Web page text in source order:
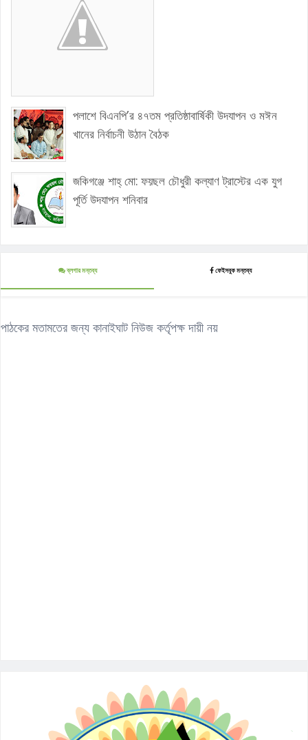
পলাশে বিএনপি’র ৪৭তম প্রতিষ্ঠাবার্ষিকী উদযাপন ও মঈন
খানের নির্বাচনী উঠান বৈঠক
জকিগঞ্জে শাহ্ মো: ফয়ছল চৌধুরী কল্যাণ ট্রাস্টের এক যুগ
পূর্তি উদযাপন শনিবার
ব্লগার মন্তব্য ফেইসবুক মন্তব্য
পাঠকের মতামতের জন্য কানাইঘাট নিউজ কর্তৃপক্ষ দায়ী নয়